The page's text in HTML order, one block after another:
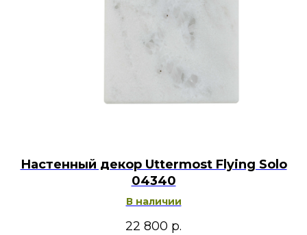
Настенный декор Uttermost Flying Solo
04340
В наличии
22 800 р.